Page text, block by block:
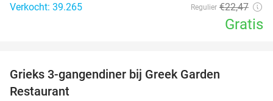
Verkocht: 39.265
Regulier €22,47
Gratis
Grieks 3-gangendiner bij Greek Garden
Restaurant